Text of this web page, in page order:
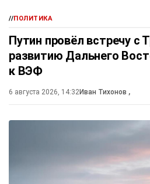
//ПОЛИТИКА
Путин провёл встречу с
развитию Дальнего
к ВЭФ
6 августа 2026, 14:32Иван Тихонов ,